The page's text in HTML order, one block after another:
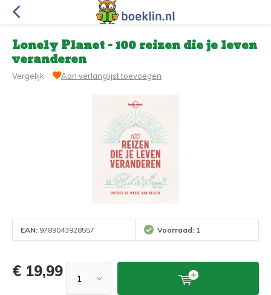
Lonely Planet - 100 reizen die je leven
veranderen
Vergelijk Aan verlanglijst toevoegen
EAN: 9789043928557 Voorraad: 1
€ 19,99